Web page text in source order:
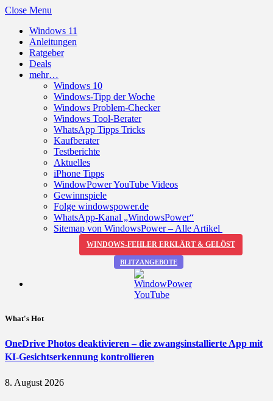
Close Menu
Windows 11
Anleitungen
Ratgeber
Deals
mehr…
Windows 10
Windows-Tipp der Woche
Windows Problem-Checker
Windows Tool-Berater
WhatsApp Tipps Tricks
Kaufberater
Testberichte
Aktuelles
iPhone Tipps
WindowPower YouTube Videos
Gewinnspiele
Folge windowspower.de
WhatsApp-Kanal „WindowsPower“
Sitemap von WindowsPower – Alle Artikel
WINDOWS-FEHLER ERKLÄRT & GELÖST
BLITZANGEBOTE
What's Hot
OneDrive Photos deaktivieren – die zwangsinstallierte App mit
KI-Gesichtserkennung kontrollieren
8. August 2026